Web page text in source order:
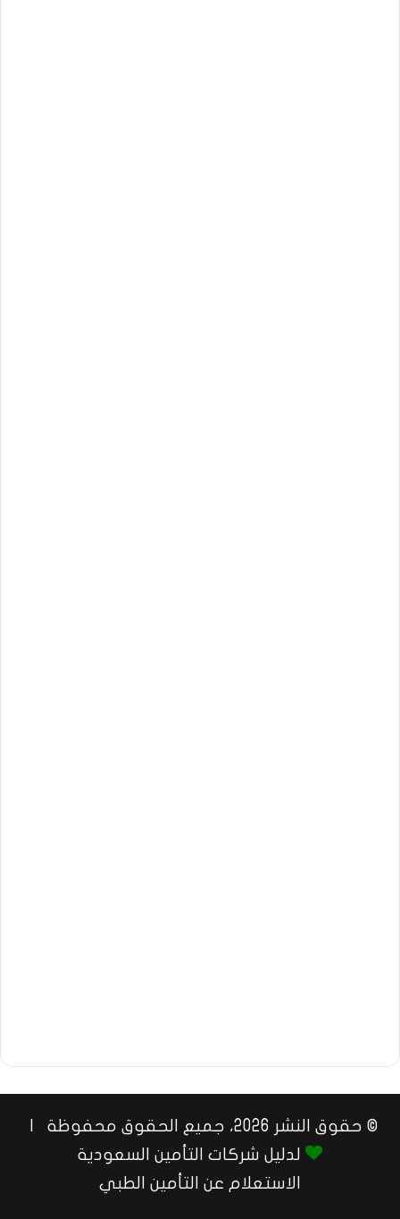
© حقوق النشر 2026، جميع الحقوق محفوظة |
لدليل شركات التأمين السعودية
الاستعلام عن التأمين الطبي